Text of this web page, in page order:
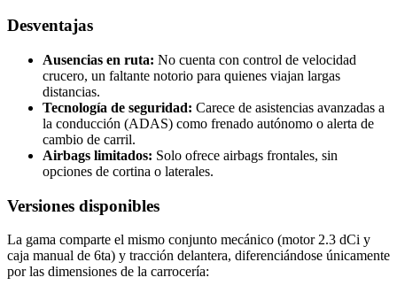
Desventajas
Ausencias en ruta: No cuenta con control de velocidad
crucero, un faltante notorio para quienes viajan largas
distancias.
Tecnología de seguridad: Carece de asistencias avanzadas a
la conducción (ADAS) como frenado autónomo o alerta de
cambio de carril.
Airbags limitados: Solo ofrece airbags frontales, sin
opciones de cortina o laterales.
Versiones disponibles
La gama comparte el mismo conjunto mecánico (motor 2.3 dCi y
caja manual de 6ta) y tracción delantera, diferenciándose únicamente
por las dimensiones de la carrocería: